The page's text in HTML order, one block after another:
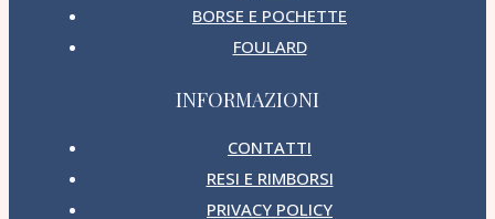
BORSE E POCHETTE
FOULARD
INFORMAZIONI
CONTATTI
RESI E RIMBORSI
PRIVACY POLICY